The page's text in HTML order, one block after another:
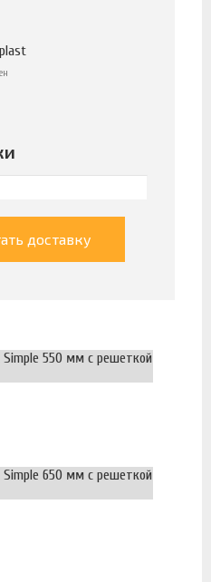
доставку
550 мм с решеткой
650 мм с решеткой